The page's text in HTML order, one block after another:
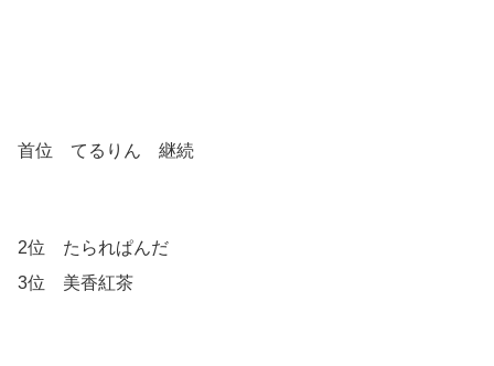
首位 てるりん 継続
2位 たられぱんだ
3位 美香紅茶